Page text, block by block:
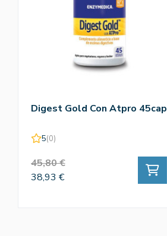
Digest Gold Con Atpro 45cap
5(0)
45,80 €
38,93 €